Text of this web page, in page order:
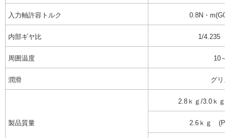
入力軸許容トルク 0.8N・
内部ギヤ比 1/4.235
周囲温度 10
潤滑 グリ
製品質量
2.8ｋｇ/3.0ｋｇ
2.6ｋｇ